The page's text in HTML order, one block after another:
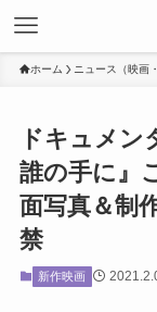
ホーム ニュース（映画
ドキュメ
誰の手に』
面写真＆制
禁
新作映画